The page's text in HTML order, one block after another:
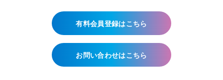
有料会員登録はこちら
お問い合わせはこちら